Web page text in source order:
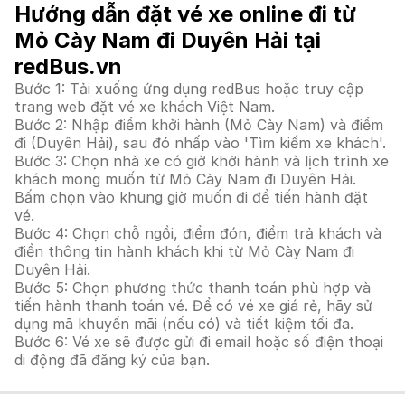
Hướng dẫn đặt vé xe online đi từ
Mỏ Cày Nam đi Duyên Hải tại
redBus.vn
Bước 1: Tải xuống ứng dụng redBus hoặc truy cập
trang web đặt vé xe khách Việt Nam.
Bước 2: Nhập điểm khởi hành (Mỏ Cày Nam) và điểm
đi (Duyên Hải), sau đó nhấp vào 'Tìm kiếm xe khách'.
Bước 3: Chọn nhà xe có giờ khởi hành và lịch trình xe
khách mong muốn từ Mỏ Cày Nam đi Duyên Hải.
Bấm chọn vào khung giờ muốn đi để tiến hành đặt
vé.
Bước 4: Chọn chỗ ngồi, điểm đón, điểm trả khách và
điền thông tin hành khách khi từ Mỏ Cày Nam đi
Duyên Hải.
Bước 5: Chọn phương thức thanh toán phù hợp và
tiến hành thanh toán vé. Để có vé xe giá rẻ, hãy sử
dụng mã khuyến mãi (nếu có) và tiết kiệm tối đa.
Bước 6: Vé xe sẽ được gửi đi email hoặc số điện thoại
di động đã đăng ký của bạn.